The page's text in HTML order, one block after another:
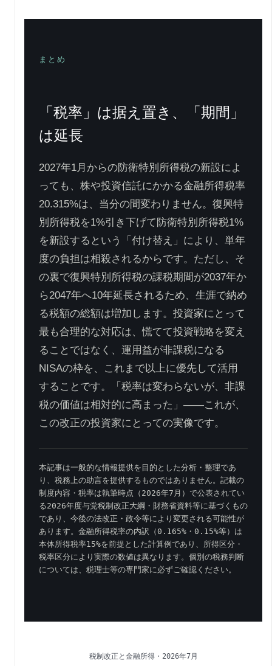
まとめ
「税率」は据え置き、「期間」
は延長
2027年1月からの防衛特別所得税の新設によ
っても、株や投資信託にかかる金融所得税率
20.315%は、当分の間変わりません。復興特
別所得税を1%引き下げて防衛特別所得税1%
を新設するという「付け替え」により、単年
度の負担は相殺されるからです。ただし、そ
の裏で復興特別所得税の課税期間が2037年か
ら2047年へ10年延長されるため、生涯で納め
る税額の総額は増加します。投資家にとって
最も合理的な対応は、慌てて投資戦略を変え
ることではなく、運用益が非課税になる
NISAの枠を、これまで以上に優先して活用
することです。「税率は変わらないが、非課
税の価値は相対的に高まった」——これが、
この改正の投資家にとっての実像です。
本記事は一般的な情報提供を目的とした分析・整理であ
り、税務上の助言を提供するものではありません。記載の
制度内容・税率は執筆時点（2026年7月）で公表されてい
る2026年度与党税制改正大綱・財務省資料等に基づくもの
であり、今後の法改正・政令等により変更される可能性が
あります。金融所得税率の内訳（0.165%・0.15%等）は
本体所得税率15%を前提とした計算例であり、所得区分・
税率区分により実際の数値は異なります。個別の税務判断
については、税理士等の専門家に必ずご確認ください。
税制改正と金融所得・2026年7月